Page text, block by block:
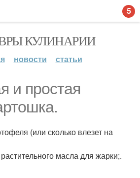
КУЛИНАРИИ
новости статьи
и простая
(или сколько влезет на
масла для жарки;.
5